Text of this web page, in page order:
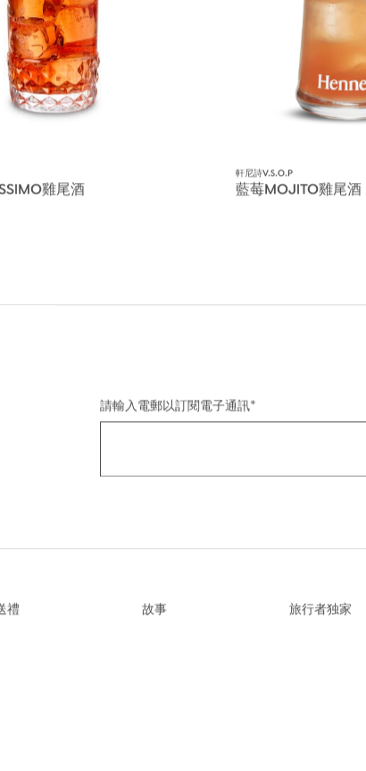
雞尾酒
軒尼詩V.S.O.P
藍莓MOJITO雞尾酒
請輸入電郵以訂閱電子通訊
禮 故事 旅行者独家